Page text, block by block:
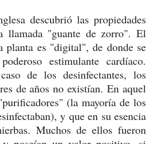
descubrió las propiedades
llamada "guante de zorro". El
planta es "digital", de donde se
estimulante cardíaco.
de los desinfectantes, los
de años no existían. En aquel
(la mayoría de los
y que en su esencia
Muchos de ellos fueron